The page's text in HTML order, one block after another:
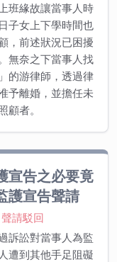
班緣故讓當事人時
子女上下學時間也
，前述狀況已困擾
無奈之下當事人找
的游律師，透過律
予離婚，並擔任未
顧者。
宣告之必要竟
護宣告聲請
請駁回
訴訟對當事人為監
遭到其他手足阻礙